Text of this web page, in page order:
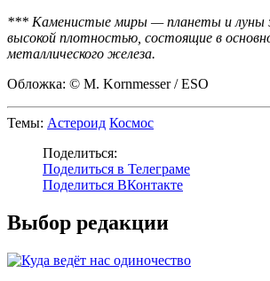
*** Каменистые миры — планеты и луны
высокой плотностью, состоящие в
металлического железа.
Обложка: © M. Kornmesser / ESO
Темы: Астероид Космос
Поделиться:
Поделиться в Телеграме
Поделиться ВКонтакте
Выбор редакции